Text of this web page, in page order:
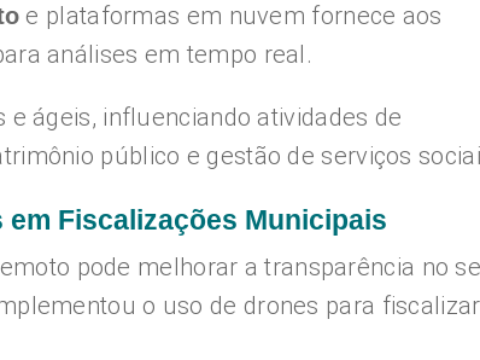
e plataformas em nuvem fornece aos
análises em tempo real.
ágeis, influenciando atividades de
público e gestão de serviços
Fiscalizações Municipais
pode melhorar a transparência no
o uso de drones para fiscalizar